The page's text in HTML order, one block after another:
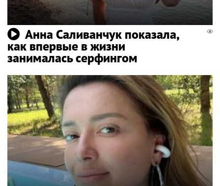
Анна Саливанчук показала,
как впервые в жизни
занималась серфингом